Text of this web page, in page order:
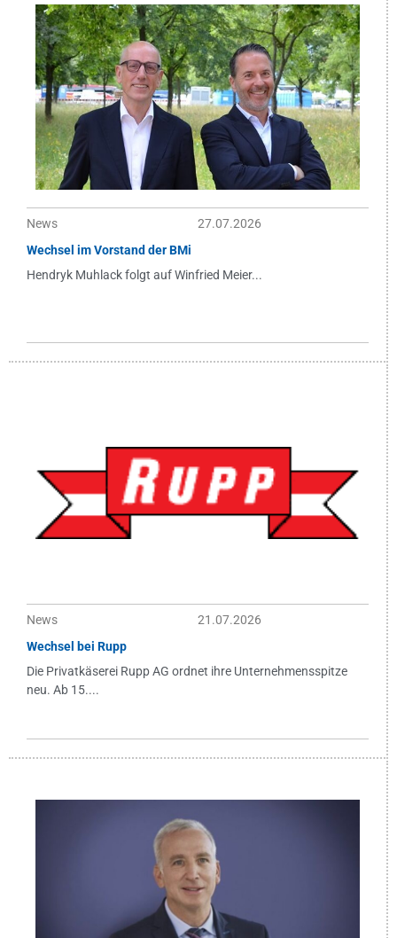
News
27.07.2026
Wechsel im Vorstand der BMi
Hendryk Muhlack folgt auf Winfried Meier...
News
21.07.2026
Wechsel bei Rupp
Die Privatkäserei Rupp AG ordnet ihre Unternehmensspitze
neu. Ab 15....